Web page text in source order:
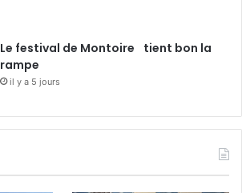
Le festival de Montoire tient bon la
rampe
il y a 5 jours